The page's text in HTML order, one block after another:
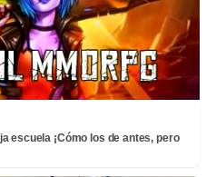
escuela ¡Cómo los de antes, pero